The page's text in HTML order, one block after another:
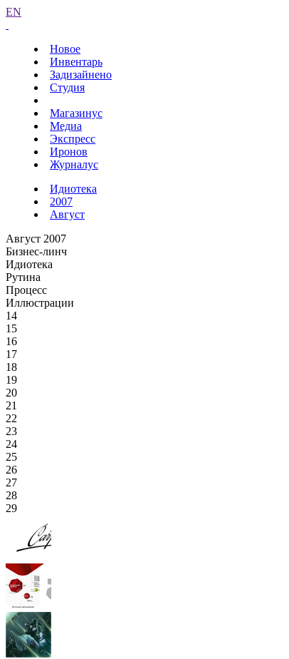
EN
Новое
Инвентарь
Задизайнено
Студия
Магазинус
Медиа
Экспресс
Иронов
Журналус
Идиотека
2007
Август
Август 2007
Бизнес-линч
Идиотека
Рутина
Процесс
Иллюстрации
14
15
16
17
18
19
20
21
22
23
24
25
26
27
28
29